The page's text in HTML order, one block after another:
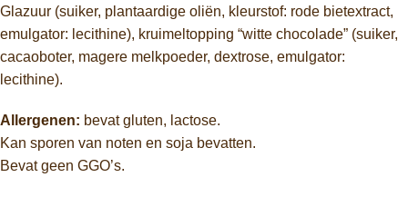
Glazuur (suiker, plantaardige oliën, kleurstof: rode bietextract,
emulgator: lecithine), kruimeltopping “witte chocolade” (suiker,
cacaoboter, magere melkpoeder, dextrose, emulgator:
lecithine).
Allergenen: bevatgluten, lactose.
Kan sporen van noten en soja bevatten.
Bevatgeen GGO’s.